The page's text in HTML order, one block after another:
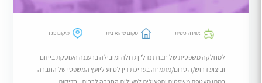
אווירה כיפית מקום שהוא בית מיקום פגז
למחלקה משפטית של חברת נדל"ן גדולה ומובילה ברעננה העוסקת בייזום
וביצוע דרוש/ה טרום/מתמחה בעריכת דין לסיוע ליועץ המשפטי של החברה